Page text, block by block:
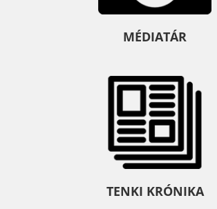
MÉDIATÁR
TENKI KRÓNIKA